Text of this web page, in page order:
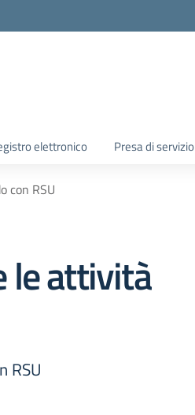
elettronico Presa di servizio
con RSU
le attività
RSU